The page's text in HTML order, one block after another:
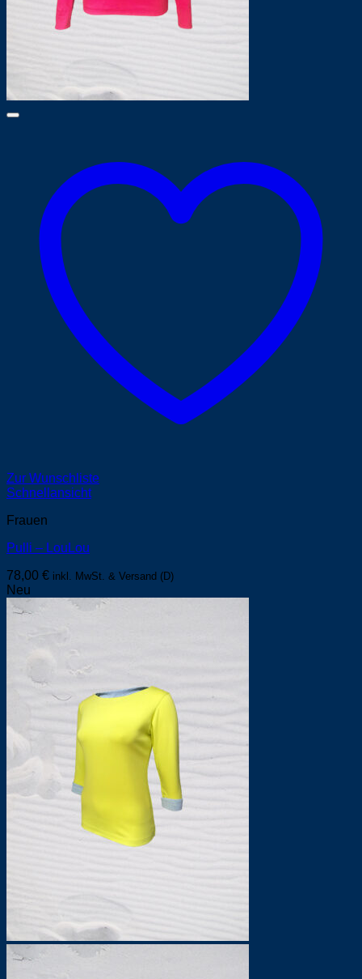
Zur Wunschliste
Schnellansicht
Frauen
Pulli – LouLou
78,00 € inkl. MwSt. & Versand (D)
Neu